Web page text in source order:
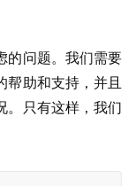
的问题。我们需要
帮助和支持，并且
。只有这样，我们